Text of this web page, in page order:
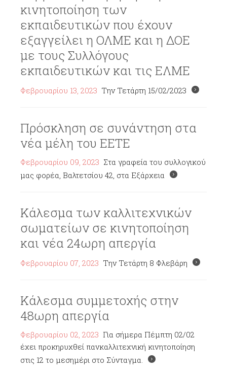
κινητοποίηση των
εκπαιδευτικών που έχουν
εξαγγείλει η ΟΛΜΕ και η ΔΟΕ
με τους Συλλόγους
εκπαιδευτικών και τις ΕΛΜΕ
Φεβρουαρίου 13, 2023 Την Τετάρτη 15/02/2023
Πρόσκληση σε συνάντηση στα
νέα μέλη του ΕΕΤΕ
Φεβρουαρίου 09, 2023 Στα γραφεία του συλλογικού
μας φορέα, Βαλτετσίου 42, στα Εξάρχεια
Κάλεσμα των καλλιτεχνικών
σωματείων σε κινητοποίηση
και νέα 24ωρη απεργία
Φεβρουαρίου 07, 2023 Την Τετάρτη 8 Φλεβάρη
Κάλεσμα συμμετοχής στην
48ωρη απεργία
Φεβρουαρίου 02, 2023 Για σήμερα Πέμπτη 02/02
έχει προκηρυχθεί πανκαλλιτεχνική κινητοποίηση
στις 12 το μεσημέρι στο Σύνταγμα.